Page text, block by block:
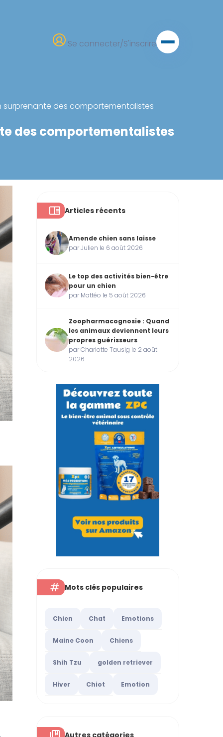
Se connecter/S'inscrire
surprenante des comportementalistes
des comportementalistes
Articles récents
Amende chien sans laisse
par Julien le 6 août 2026
Le top des activités bien-être
pour un chien
par Mattéo le 5 août 2026
Zoopharmacognosie : Quand
les animaux deviennent leurs
propres guérisseurs
par Charlotte Tausig le 2 août
2026
Mots clés populaires
Chien Chat Emotions
Maine Coon Chiens
Shih Tzu golden retriever
Hiver Chiot Emotion
Autres catégories